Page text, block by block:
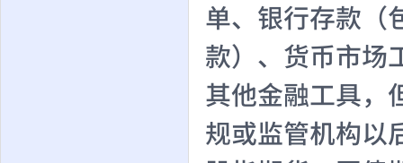
单、银行存款（
款）、货币市场
其他金融工具，
规或监管机构以